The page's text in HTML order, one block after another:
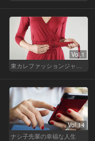
Vol.1
Vol.14
ナシ子先輩の幸福な人生